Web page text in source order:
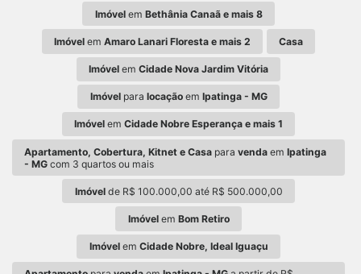
Imóvelem Bethânia Canaã e mais 8
Imóvelem Amaro Lanari Floresta e mais 2 Casa
Imóvel em Cidade Nova Jardim Vitória
Imóvelpara locaçãoem Ipatinga - MG
Imóvel em Cidade Nobre Esperança e mais 1
Apartamento, Cobertura, Kitnet e Casa paravenda emIpatinga
- MG com 3 quartos ou mais
Imóvelde R$ 100.000,00 até R$ 500.000,00
Imóvelem Bom Retiro
Imóvelem Cidade Nobre, Ideal Iguaçu